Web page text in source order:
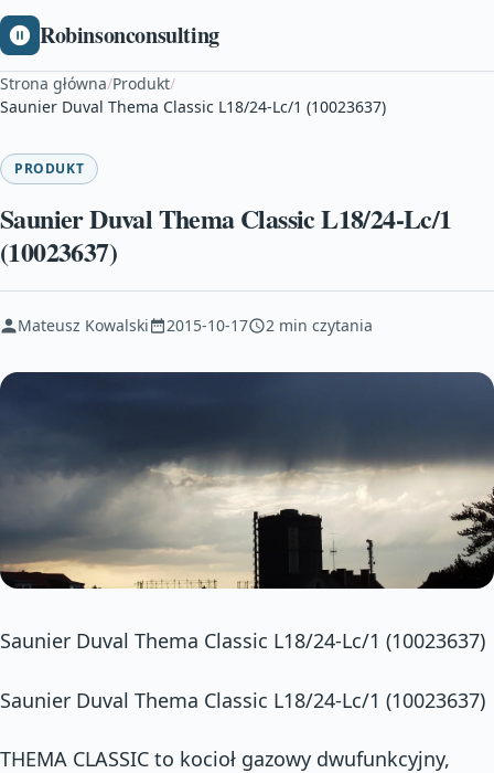
Robinsonconsulting
Strona główna/Produkt/
Saunier Duval Thema Classic L18/24-Lc/1 (10023637)
PRODUKT
Saunier Duval Thema Classic L18/24-Lc/1
(10023637)
Mateusz Kowalski 2015-10-17 2 min czytania
Saunier Duval Thema Classic L18/24-Lc/1 (10023637)
Saunier Duval Thema Classic L18/24-Lc/1 (10023637)
THEMA CLASSIC to kocioł gazowy dwufunkcyjny,